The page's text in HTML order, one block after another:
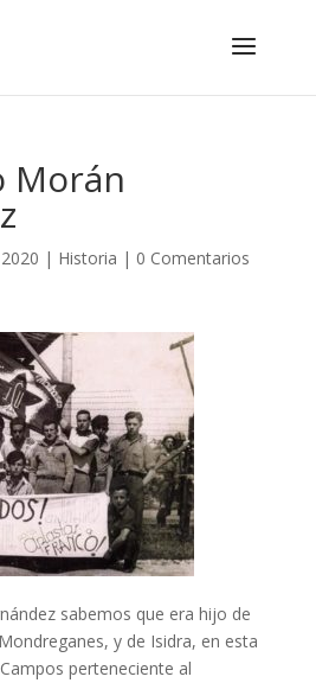
Morán
| Historia | 0 Comentarios
sabemos que era hijo de
y de Isidra, en esta
perteneciente al